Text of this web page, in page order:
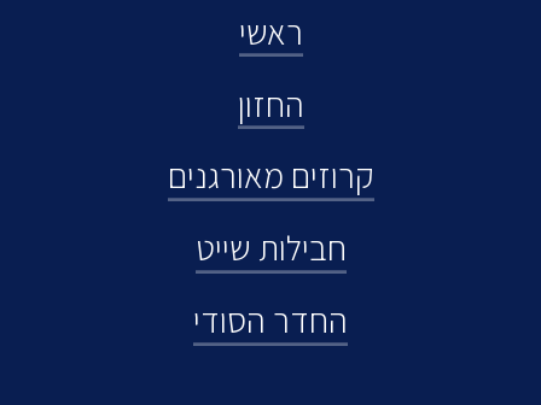
ראשי
החזון
קרוזים מאורגנים
חבילות שייט
החדר הסודי